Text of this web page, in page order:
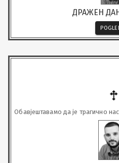
ДРАЖЕН
Обавјештавамо да је трагично